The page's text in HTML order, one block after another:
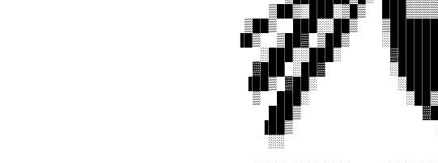
▒██▒░███░▒█▒
▒██▒  ███░░██▒
▐█▒  ▒██▓ ▒██▒
░███░░███░
▓███ ░██▓
▐██▒ ▓██░
▒  ███░
███▒
▐██▒
░░